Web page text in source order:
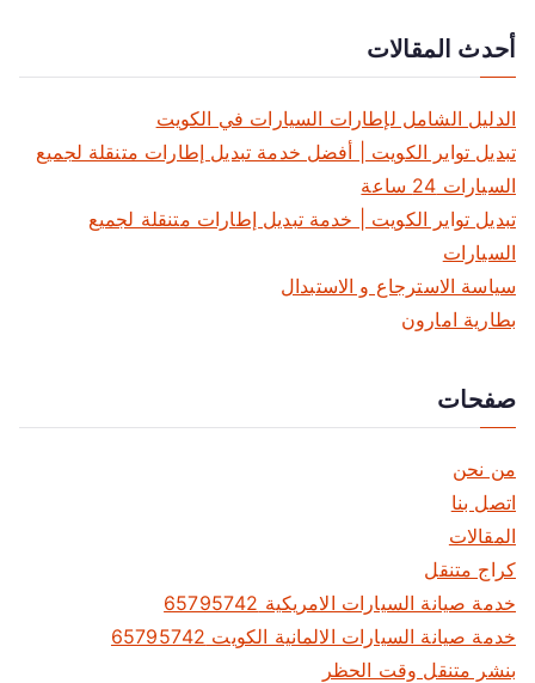
أحدث المقالات
الدليل الشامل لإطارات السيارات في الكويت
تبديل تواير الكويت | أفضل خدمة تبديل إطارات متنقلة لجميع
السيارات 24 ساعة
تبديل تواير الكويت | خدمة تبديل إطارات متنقلة لجميع
السيارات
سياسة الاسترجاع و الاستبدال
بطارية امارون
صفحات
من نحن
اتصل بنا
المقالات
كراج متنقل
خدمة صيانة السيارات الامريكية 65795742
خدمة صيانة السيارات الالمانية الكويت 65795742
بنشر متنقل وقت الحظر